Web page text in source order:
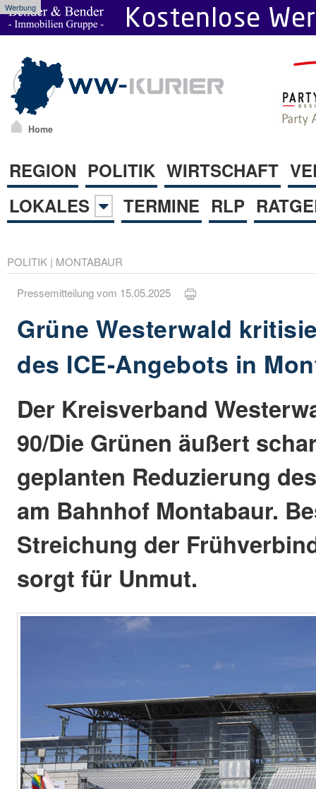
Werbung
Home
REGION POLITIK WIRTSCHAFT
LOKALES
TERMINE RLP
POLITIK | MONTABAUR
Pressemitteilung vom 15.05.2025
Grüne Westerwald
des ICE-Angebots in
Der Kreisverband
90/Die Grünen äußert
geplanten Reduzierung
am Bahnhof Montabaur.
Streichung der
sorgt für Unmut.